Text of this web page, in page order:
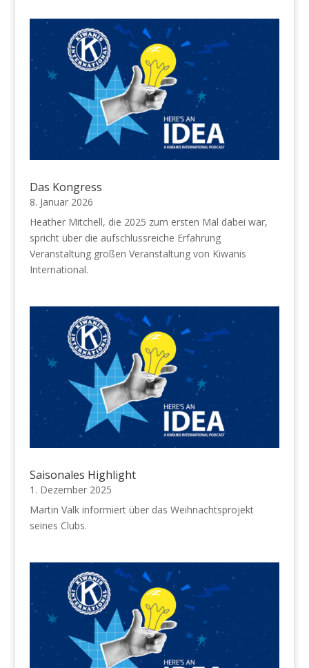
Das Kongress
8. Januar 2026
Heather Mitchell, die 2025 zum ersten Mal dabei war,
spricht über die aufschlussreiche Erfahrung
Veranstaltung großen Veranstaltung von Kiwanis
International.
Saisonales Highlight
1. Dezember 2025
Martin Valk informiert über das Weihnachtsprojekt
seines Clubs.